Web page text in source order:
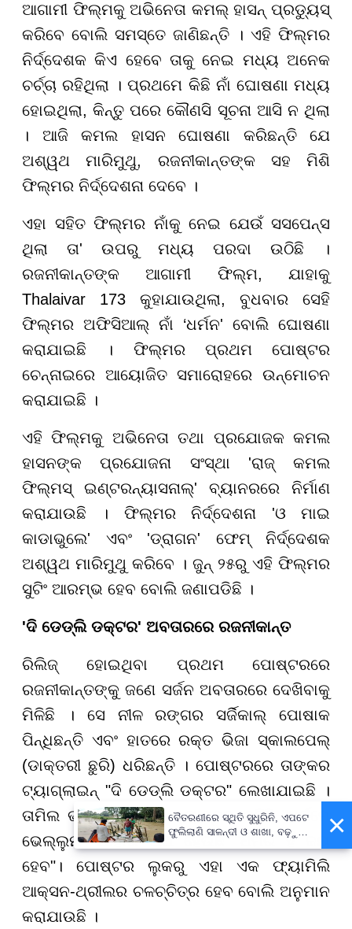
ଆଗାମୀ ଫିଲ୍ମକୁ ଅଭିନେତା କମଲ୍ ହାସନ୍ ପ୍ରଡ୍ୟୁସ୍
କରିବେ ବୋଲି ସମସ୍ତେ ଜାଣିଛନ୍ତି । ଏହି ଫିଲ୍ମର
ନିର୍ଦ୍ଦେଶକ କିଏ ହେବେ ତାକୁ ନେଇ ମଧ୍ୟ ଅନେକ
ଚର୍ଚ୍ଚା ରହିଥିଲା । ପ୍ରଥମେ କିଛି ନାଁ ଘୋଷଣା ମଧ୍ୟ
ହୋଇଥିଲା, କିନ୍ତୁ ପରେ କୌଣସି ସୂଚନା ଆସି ନ ଥିଲା
। ଆଜି କମଲ ହାସନ ଘୋଷଣା କରିଛନ୍ତି ଯେ
ଅଶ୍ୱଥ ମାରିମୁଥୁ, ରଜନୀକାନ୍ତଙ୍କ ସହ ମିଶି
ଫିଲ୍ମର ନିର୍ଦ୍ଦେଶନା ଦେବେ ।
ଏହା ସହିତ ଫିଲ୍ମର ନାଁକୁ ନେଇ ଯେଉଁ ସସପେନ୍ସ
ଥିଲା ତା' ଉପରୁ ମଧ୍ୟ ପରଦା ଉଠିଛି ।
ରଜନୀକାନ୍ତଙ୍କ ଆଗାମୀ ଫିଲ୍ମ, ଯାହାକୁ
Thalaivar 173 କୁହାଯାଉଥିଲା, ବୁଧବାର ସେହି
ଫିଲ୍ମର ଅଫିସିଆଲ୍ ନାଁ ‘ଧର୍ମନ' ବୋଲି ଘୋଷଣା
କରାଯାଇଛି । ଫିଲ୍ମର ପ୍ରଥମ ପୋଷ୍ଟର
ଚେନ୍ନାଇରେ ଆୟୋଜିତ ସମାରୋହରେ ଉନ୍ମୋଚନ
କରାଯାଇଛି ।
ଏହି ଫିଲ୍ମକୁ ଅଭିନେତା ତଥା ପ୍ରଯୋଜକ କମଲ
ହାସନଙ୍କ ପ୍ରଯୋଜନା ସଂସ୍ଥା 'ରାଜ୍ କମଲ
ଫିଲ୍ମସ୍ ଇଣ୍ଟରନ୍ୟାସନାଲ୍' ବ୍ୟାନରରେ ନିର୍ମାଣ
କରାଯାଉଛି । ଫିଲ୍ମର ନିର୍ଦ୍ଦେଶନା 'ଓ ମାଇ
କାଡାଭୁଲେ' ଏବଂ 'ଡ୍ରାଗନ' ଫେମ୍ ନିର୍ଦ୍ଦେଶକ
ଅଶ୍ୱଥ ମାରିମୁଥୁ କରିବେ । ଜୁନ୍ ୨୫ରୁ ଏହି ଫିଲ୍ମର
ସୁଟିଂ ଆରମ୍ଭ ହେବ ବୋଲି ଜଣାପଡିଛି ।
'ଦି ଡେଡ୍‌ଲି ଡକ୍ଟର' ଅବତାରରେ ରଜନୀକାନ୍ତ
ରିଲିଜ୍ ହୋଇଥିବା ପ୍ରଥମ ପୋଷ୍ଟରରେ
ରଜନୀକାନ୍ତଙ୍କୁ ଜଣେ ସର୍ଜନ ଅବତାରରେ ଦେଖିବାକୁ
ମିଳିଛି । ସେ ନୀଳ ରଙ୍ଗର ସର୍ଜିକାଲ୍ ପୋଷାକ
ପିନ୍ଧିଛନ୍ତି ଏବଂ ହାତରେ ରକ୍ତ ଭିଜା ସ୍କାଲପେଲ୍
(ଡାକ୍ତରୀ ଛୁରି) ଧରିଛନ୍ତି । ପୋଷ୍ଟରରେ ତାଙ୍କର
ଟ୍ୟାଗ୍‌ଲାଇନ୍ "ଦି ଡେଡ୍‌ଲି ଡକ୍ଟର" ଲେଖାଯାଇଛି ।
ତାମିଲ ଭାଷାରେ ଏହାର କ୍ୟାପ୍ସନ ରହିଛି "ଧର୍ମମେ
ଭେଲ୍ଲୁମ" ଯାହାର ଅର୍ଥ ହେଉଛି "ଧର୍ମର ହିଁ ଜୟ
ହେବ"। ପୋଷ୍ଟର ଲୁକରୁ ଏହା ଏକ ଫ୍ୟାମିଲି
ଆକ୍ସନ-ଥ୍ରୀଲର ଚଳଚ୍ଚିତ୍ର ହେବ ବୋଲି ଅନୁମାନ
କରାଯାଉଛି ।
×
ବୈତରଣୀରେ ସ୍ଥିତି ସୁଧୁରିନି, ଏପଟେ
ଫୁଲିଲାଣି ସାଳନ୍ଦୀ ଓ ଶାଖା, ବଢ଼ୁଛି